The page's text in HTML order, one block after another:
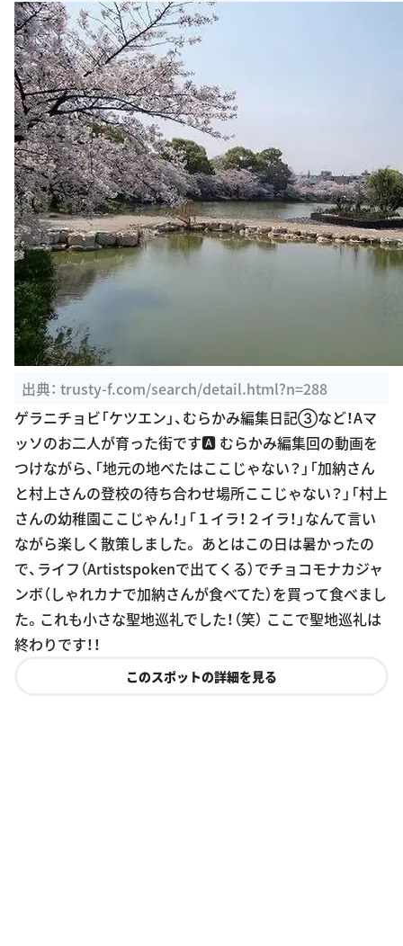
出典： trusty-f.com/search/detail.html?n=288
ゲラニチョビ「ケツエン」、むらかみ編集日記③など！Aマ
ッソのお二人が育った街です🅰️ むらかみ編集回の動画を
つけながら、「地元の地べたはここじゃない？」「加納さん
と村上さんの登校の待ち合わせ場所ここじゃない？」「村上
さんの幼稚園ここじゃん！」「１イラ！２イラ！」なんて言い
ながら楽しく散策しました。 あとはこの日は暑かったの
で、ライフ（Artistspokenで出てくる）でチョコモナカジャ
ンボ（しゃれカナで加納さんが食べてた）を買って食べまし
た。これも小さな聖地巡礼でした！（笑） ここで聖地巡礼は
終わりです！！
このスポットの詳細を見る